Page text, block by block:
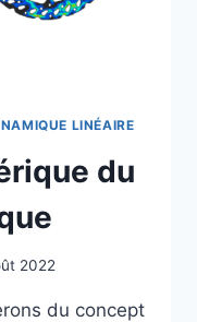
LINÉAIRE
du
2022
du concept